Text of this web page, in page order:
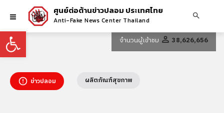
Open toolbar
ศูนย์ต่อต้านข่าวปลอม ประเทศไทย
Anti-Fake News Center Thailand
จำนวนผู้เข้าชม 38,626,656
ข่าวปลอม ผลิตภัณฑ์สุขภาพ